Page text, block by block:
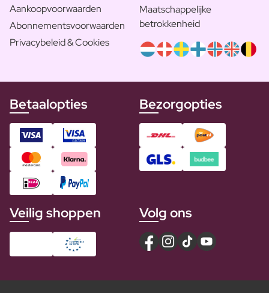
Aankoopvoorwaarden
Abonnementsvoorwaarden
Privacybeleid & Cookies
Maatschappelijke
betrokkenheid
Betaalopties Bezorgopties
Veilig shoppen Volg ons